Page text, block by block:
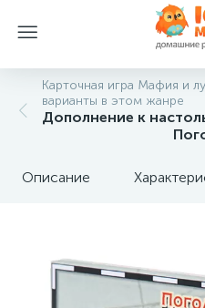
Карточная игра Мафия и
варианты в этом жанре
Дополнение к
Описание